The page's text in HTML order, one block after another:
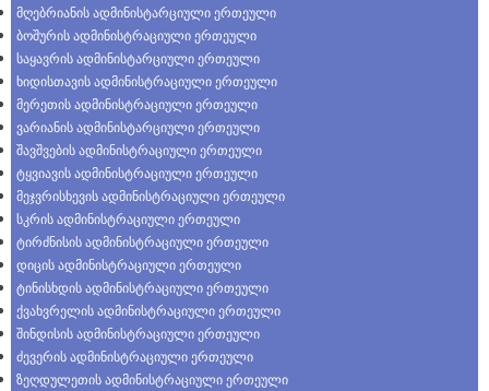
მღებრიანის ადმინისტარციული ერთეული
ბოშურის ადმინისტრაციული ერთეული
საყავრის ადმინისტარციული ერთეული
ხიდისთავის ადმინისტრაციული ერთეული
მერეთის ადმინისტრაციული ერთეული
ვარიანის ადმინისტარციული ერთეული
შავშვების ადმინისტრაციული ერთეული
ტყვიავის ადმინისტრაციული ერთეული
მეჯვრისხევის ადმინისტრაციული ერთეული
სკრის ადმინისტრაციული ერთეული
ტირძნისის ადმინისტრაციული ერთეული
დიცის ადმინისტრაციული ერთეული
ტინისხდის ადმინისტრაციული ერთეული
ქვახვრელის ადმინისტრაციული ერთეული
შინდისის ადმინისტრაციული ერთეული
ძევერის ადმინისტრაციული ერთეული
ზეღდულეთის ადმინისტრაციული ერთეული